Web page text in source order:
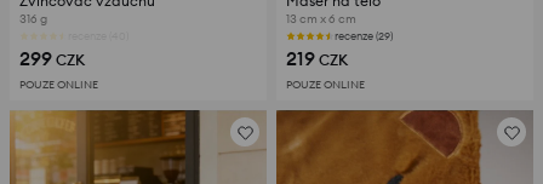
316 g
Poslední kusy
299 CZK
POUZE ONLINE
13 cm x 6 cm
recenze (29)
219 CZK
POUZE ONLINE